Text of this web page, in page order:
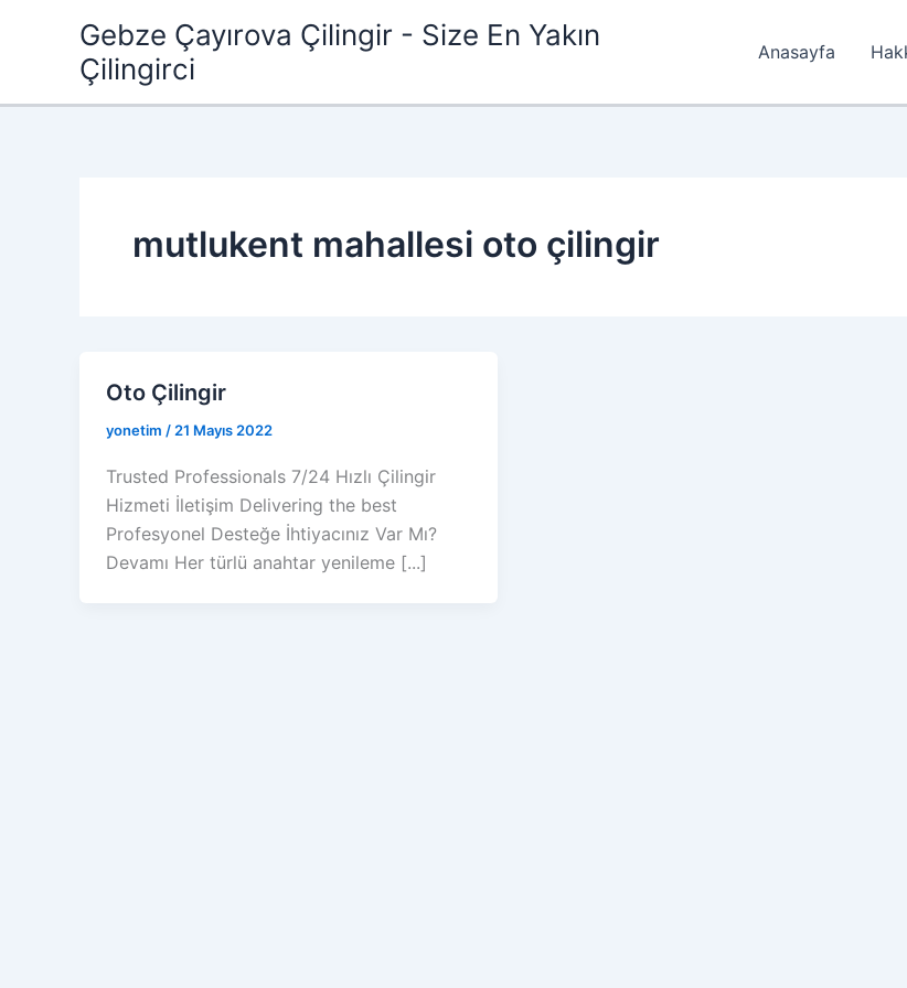
Gebze Çayırova Çilingir - Size En Yakın
Çilingirci
Anasayfa
mutlukent mahallesi oto çilingir
Oto Çilingir
yonetim / 21 Mayıs 2022
Trusted Professionals 7/24 Hızlı Çilingir
Hizmeti İletişim Delivering the best
Profesyonel Desteğe İhtiyacınız Var Mı?
Devamı Her türlü anahtar yenileme [...]